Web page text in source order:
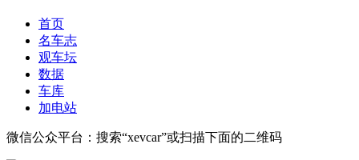
首页
名车志
观车坛
数据
车库
加电站
微信公众平台：搜索“xevcar”或扫描下面的二维码